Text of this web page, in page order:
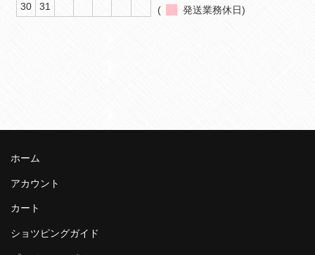
30
31 ( 発送業務休日)
ホーム
アカウント
カート
ショツピングガイド